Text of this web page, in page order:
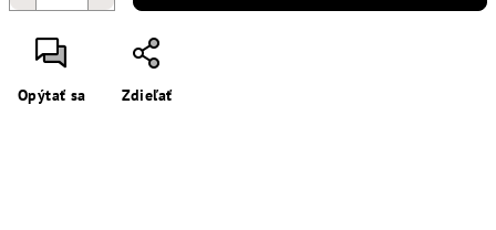
Opýtať sa Zdieľať